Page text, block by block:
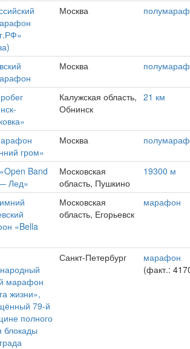
Москва
Москва
Калужская область,
Обнинск
21 км
гром»
Москва
Band
Лед»
Московская
область, Пушкино
19300 м
«Bella
Московская
область, Егорьевск
марафон
марафон
жизни»,
79-й
полного
блокады
Санкт-Петербург
марафон
(факт.: